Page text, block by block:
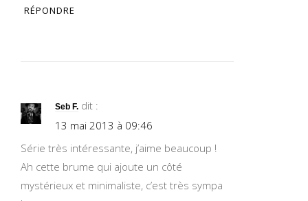
RÉPONDRE
Seb F. dit :
13 mai 2013 à 09:46
Série très intéressante, j’aime beaucoup !
Ah cette brume qui ajoute un côté
mystérieux et minimaliste, c’est très sympa